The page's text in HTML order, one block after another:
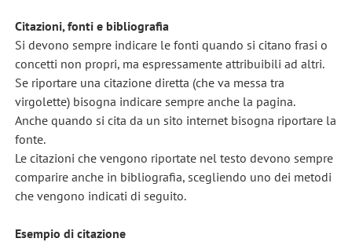
Citazioni, fonti e bibliografia
Si devono sempre indicare le fonti quando si citano frasi o
concetti non propri, ma espressamente attribuibili ad altri.
Se riportare una citazione diretta (che va messa tra
virgolette) bisogna indicare sempre anche la pagina.
Anche quando si cita da un sito internet bisogna riportare la
fonte.
Le citazioni che vengono riportate nel testo devono sempre
comparire anche in bibliografia, scegliendo uno dei metodi
che vengono indicati di seguito.
Esempio di citazione